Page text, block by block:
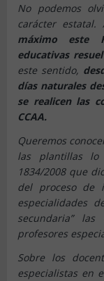
No podemos
carácter estatal.
máximo este
educativas
este sentido,
días naturales
se realicen las
CCAA.
Queremos
las plantillas lo
1834/2008 que
del proceso de
especialidades
secundaria”
profesores
Sobre los
especialistas en